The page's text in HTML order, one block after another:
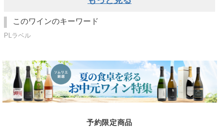
このワインのキーワード
PLラベル
予約限定商品